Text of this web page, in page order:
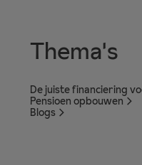
Thema's
De juiste financiering
Pensioen opbouwen
Blogs